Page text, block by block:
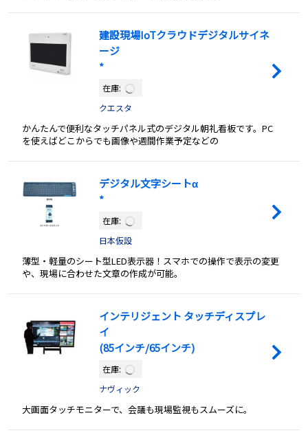
建設現場IoTクラウドデジタルサイネ
ージ
*
在庫:
クエスタ
かんたんで便利なタッチパネル式のデジタル朝礼看板です。PC
を使えばどこからでも画像や週間作業予定などの
デジタル文字シートα
*
在庫:
日本仮設
薄型・軽量のシート型LED表示器！スマホでの操作で表示の変更
や、現場に合わせた文章の作成が可能。
インテリジェント タッチディスプレ
イ
(85インチ/65インチ)
在庫:
ナヴィック
大画面タッチモニターで、会議も現場監視もスムーズに。